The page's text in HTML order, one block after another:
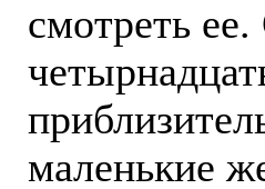
смотреть
маленькие